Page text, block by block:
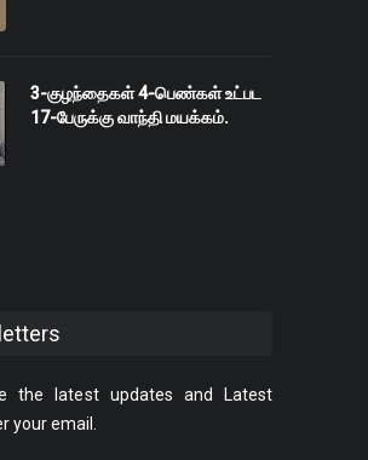
3-குழந்தைகள் 4-பெண்கள் உட்பட
17-பேருக்கு வாந்தி மயக்கம்.
the latest updates and Latest
your email.